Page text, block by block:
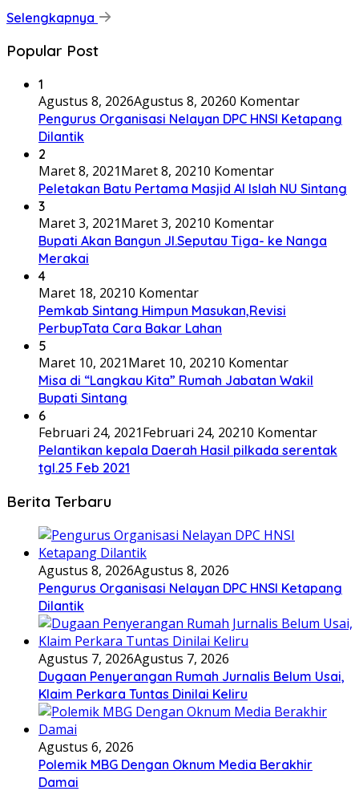
Selengkapnya
Popular Post
1
Agustus 8, 2026Agustus 8, 20260 Komentar
Pengurus Organisasi Nelayan DPC HNSI Ketapang
Dilantik
2
Maret 8, 2021Maret 8, 20210 Komentar
Peletakan Batu Pertama Masjid Al Islah NU Sintang
3
Maret 3, 2021Maret 3, 20210 Komentar
Bupati Akan Bangun Jl.Seputau Tiga- ke Nanga
Merakai
4
Maret 18, 20210 Komentar
Pemkab Sintang Himpun Masukan,Revisi
PerbupTata Cara Bakar Lahan
5
Maret 10, 2021Maret 10, 20210 Komentar
Misa di “Langkau Kita” Rumah Jabatan Wakil
Bupati Sintang
6
Februari 24, 2021Februari 24, 20210 Komentar
Pelantikan kepala Daerah Hasil pilkada serentak
tgl.25 Feb 2021
Berita Terbaru
Agustus 8, 2026Agustus 8, 2026
Pengurus Organisasi Nelayan DPC HNSI Ketapang
Dilantik
Agustus 7, 2026Agustus 7, 2026
Dugaan Penyerangan Rumah Jurnalis Belum Usai,
Klaim Perkara Tuntas Dinilai Keliru
Agustus 6, 2026
Polemik MBG Dengan Oknum Media Berakhir
Damai